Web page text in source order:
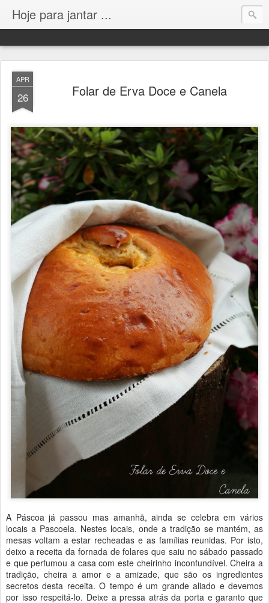
Hoje para jantar ...
APR
26 Folar de Erva Doce e Canela
A Páscoa já passou mas amanhã, ainda se celebra em vários
locais a Pascoela. Nestes locais, onde a tradição se mantém, as
mesas voltam a estar recheadas e as famílias reunidas. Por isto,
deixo a receita da fornada de folares que saiu no sábado passado
e que perfumou a casa com este cheirinho inconfundível. Cheira a
tradição, cheira a amor e a amizade, que são os ingredientes
secretos desta receita. O tempo é um grande aliado e devemos
por isso respeitá-lo. Deixe a pressa atrás da porta e garanto que